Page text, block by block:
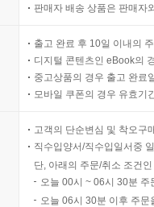
판매자 배송 상품은 판매자
출고 완료 후 10일 이내의
디지털 콘텐츠인 eBook의
중고상품의 경우 출고 완료
모바일 쿠폰의 경우 유효기
고객의 단순변심 및 착오구
직수입양서/직수입일서중
단, 아래의 주문/취소 조건
오늘 00시 ~ 06시 30분
오늘 06시 30분 이후 주